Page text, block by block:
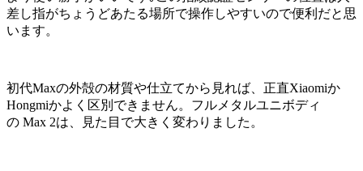
差し指がちょうどあたる場所で操作しやすいので便利だと思
います。
初代Maxの外殻の材質や仕立てから見れば、正直Xiaomiか
Hongmiかよく区別できません。フルメタルユニボディ
の Max 2は、見た目で大きく変わりました。